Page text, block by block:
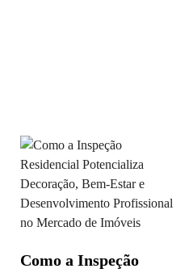
Como a Inspeção